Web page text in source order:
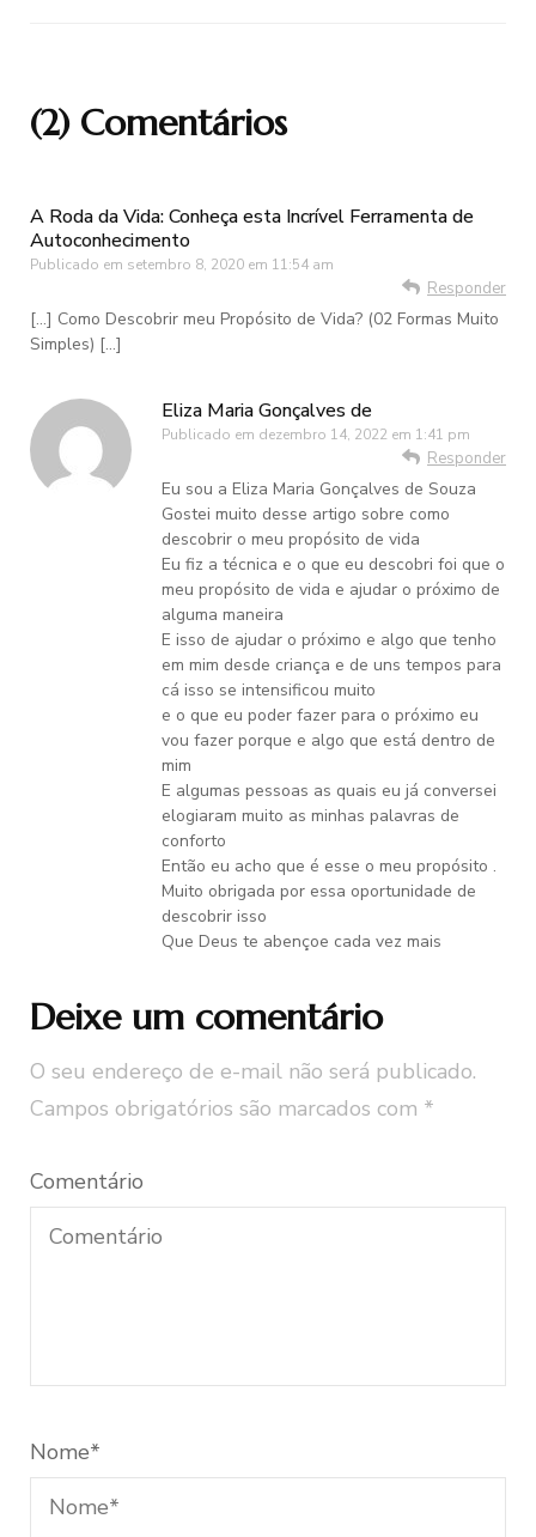
(2) Comentários
A Roda da Vida: Conheça esta Incrível Ferramenta de
Autoconhecimento
Publicado em setembro 8, 2020 em 11:54 am
Responder
[…] Como Descobrir meu Propósito de Vida? (02 Formas Muito
Simples) […]
Eliza Maria Gonçalves de
Publicado em dezembro 14, 2022 em 1:41 pm
Responder
Eu sou a Eliza Maria Gonçalves de Souza
Gostei muito desse artigo sobre como
descobrir o meu propósito de vida
Eu fiz a técnica e o que eu descobri foi que o
meu propósito de vida e ajudar o próximo de
alguma maneira
E isso de ajudar o próximo e algo que tenho
em mim desde criança e de uns tempos para
cá isso se intensificou muito
e o que eu poder fazer para o próximo eu
vou fazer porque e algo que está dentro de
mim
E algumas pessoas as quais eu já conversei
elogiaram muito as minhas palavras de
conforto
Então eu acho que é esse o meu propósito .
Muito obrigada por essa oportunidade de
descobrir isso
Que Deus te abençoe cada vez mais
Deixe um comentário
O seu endereço de e-mail não será publicado.
Campos obrigatórios são marcados com *
Comentário
Nome*